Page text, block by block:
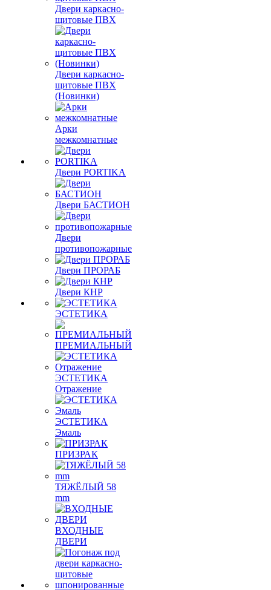
Двери каркасно-
щитовые ПВХ
Двери каркасно-
щитовые ПВХ
(Новинки)
Арки
межкомнатные
Двери PORTIKA
Двери БАСТИОН
Двери
противопожарные
Двери ПРОРАБ
Двери КНР
ЭСТЕТИКА
ПРЕМИАЛЬНЫЙ
ЭСТЕТИКА
Отражение
ЭСТЕТИКА
Эмаль
ПРИЗРАК
ТЯЖЁЛЫЙ 58
mm
ВХОДНЫЕ
ДВЕРИ